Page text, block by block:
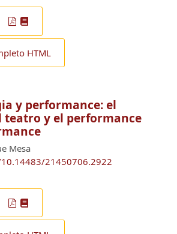
HTML
y performance: el
teatro y el performance
Mesa
21450706.2922